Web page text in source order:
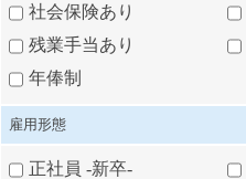
社会保険あり
残業手当あり
年俸制
雇用形態
正社員 -新卒-